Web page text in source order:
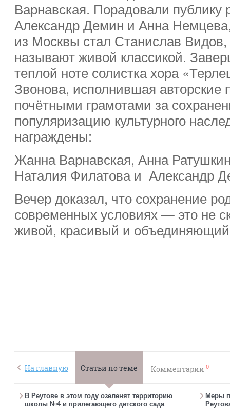
Варнавская. Порадовали публику
Александр Демин и Анна
из Москвы стал Станислав Видов,
называют живой классикой.
теплой ноте солистка хора
Звонова, исполнившая авторские
почётными грамотами за
популяризацию культурного
награждены:
Жанна Варнавская, Анна
Наталия Филатова и Александр
Вечер доказал, что сохранение
современных условиях — это не
живой, красивый и
На главную Статьи по теме Комментарии 0
В Реутове в этом году озеленят территорию
школы №4 и прилегающего детского сада
Меры